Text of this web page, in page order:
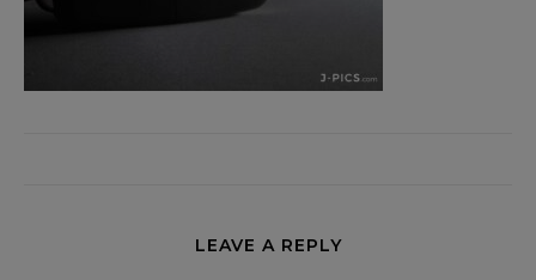
LEAVE A REPLY